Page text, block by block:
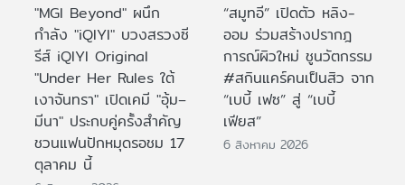
"MGI Beyond" ผนึก
กำลัง "iQIYI" บวงสรวงซี
รีส์ iQIYI Original
"Under Her Rules ใต้
เงาจันทรา" เปิดเคมี "อุ้ม–
มีนา" ประกบคู่ครั้งสำคัญ
ชวนแฟนปักหมุดรอชม 17
ตุลาคม นี้
“สมูทอี” เปิดตัว หลิง-
ออม ร่วมสร้างปรากฎ
การณ์ผิวใหม่ ชูนวัตกรรม
#สกินแคร์คนเป็นสิว จาก
“เบบี้ เฟซ” สู่ “เบบี้
เฟียส”
6 สิงหาคม 2026